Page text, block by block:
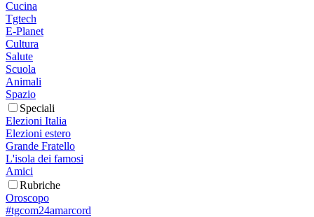
Cucina
Tgtech
E-Planet
Cultura
Salute
Scuola
Animali
Spazio
Speciali
Elezioni Italia
Elezioni estero
Grande Fratello
L'isola dei famosi
Amici
Rubriche
Oroscopo
#tgcom24amarcord